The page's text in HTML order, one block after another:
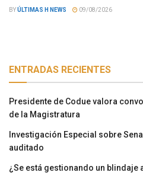
BYÚLTIMAS H NEWS 09/08/2026
ENTRADAS RECIENTES
Presidente de Codue valora
de la Magistratura
Investigación Especial sobre
auditado
¿Se está gestionando un blindaje